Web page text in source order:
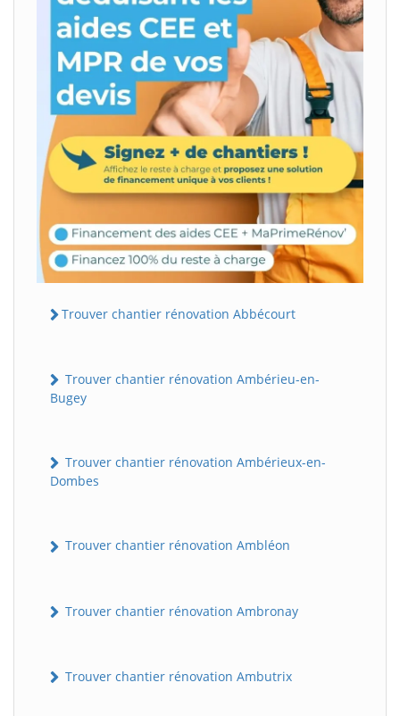
Trouver chantier rénovation Abbécourt
Trouver chantier rénovation Ambérieu-en-
Bugey
Trouver chantier rénovation Ambérieux-en-
Dombes
Trouver chantier rénovation Ambléon
Trouver chantier rénovation Ambronay
Trouver chantier rénovation Ambutrix